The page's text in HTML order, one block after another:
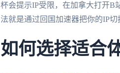
杯会提示IP受限，在加拿大打开B
法就是通过回国加速器把你的IP
如何选择适合